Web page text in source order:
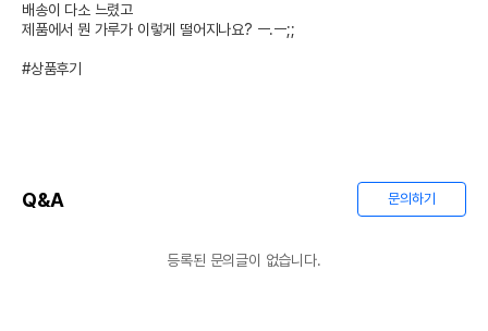
배송이 다소 느렸고
제품에서 뭔 가루가 이렇게 떨어지나요? ㅡ.ㅡ;;
#상품후기
Q&A 문의하기
등록된 문의글이 없습니다.